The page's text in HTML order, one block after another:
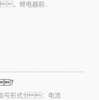
，继电器前...
？
号形式分：电流